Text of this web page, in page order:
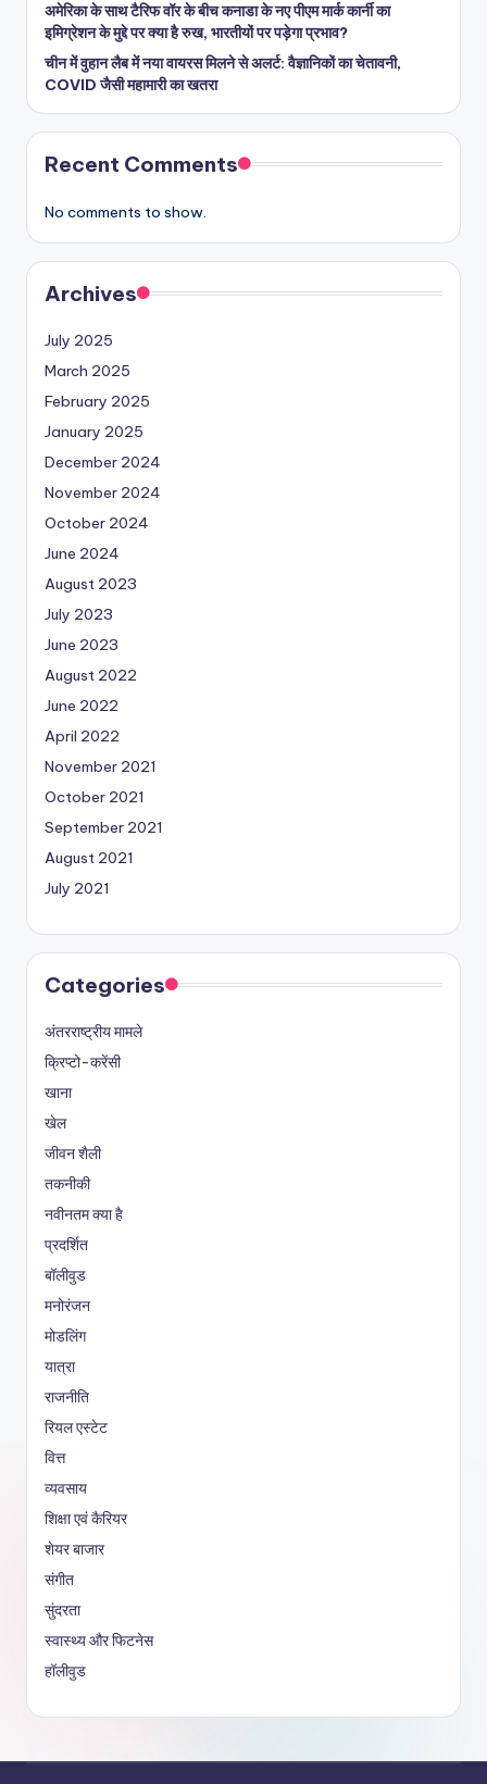
अमेरिका के साथ टैरिफ वॉर के बीच कनाडा के नए पीएम मार्क कार्नी का
इमिग्रेशन के मुद्दे पर क्या है रुख, भारतीयों पर पड़ेगा प्रभाव?
चीन में वुहान लैब में नया वायरस मिलने से अलर्ट: वैज्ञानिकों का चेतावनी,
COVID जैसी महामारी का खतरा
Recent Comments
No comments to show.
Archives
July 2025
March 2025
February 2025
January 2025
December 2024
November 2024
October 2024
June 2024
August 2023
July 2023
June 2023
August 2022
June 2022
April 2022
November 2021
October 2021
September 2021
August 2021
July 2021
Categories
अंतरराष्ट्रीय मामले
क्रिप्टो-करेंसी
खाना
खेल
जीवन शैली
तकनीकी
नवीनतम क्या है
प्रदर्शित
बॉलीवुड
मनोरंजन
मोडलिंग
यात्रा
राजनीति
रियल एस्टेट
वित्त
व्यवसाय
शिक्षा एवं कैरियर
शेयर बाजार
संगीत
सुंदरता
स्वास्थ्य और फिटनेस
हॉलीवुड